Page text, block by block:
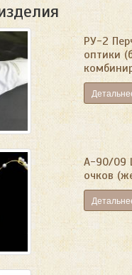
РУ-2
оптики
А-90/09
очков